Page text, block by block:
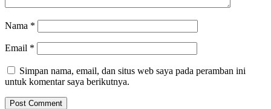
Nama *
Email *
Simpan nama, email, dan situs web saya pada peramban ini
untuk komentar saya berikutnya.